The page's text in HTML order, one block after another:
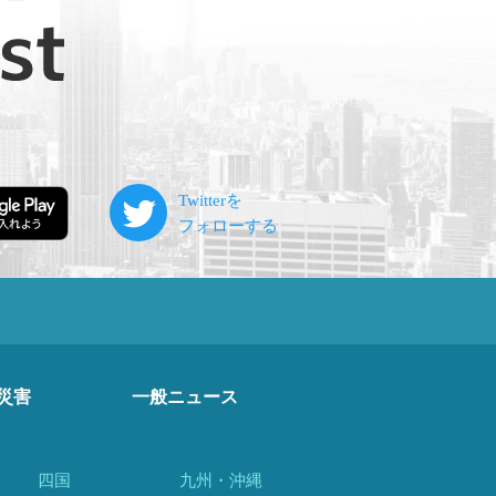
害 一般ニュース
四国 九州・沖縄